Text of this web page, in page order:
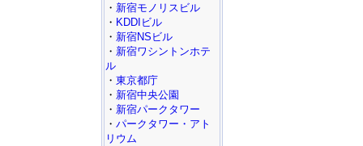
・ 新宿モノリスビル
・ KDDIビル
・ 新宿NSビル
・ 新宿ワシントンホテ
ル
・ 東京都庁
・ 新宿中央公園
・ 新宿パークタワー
・ パークタワー・アト
リウム